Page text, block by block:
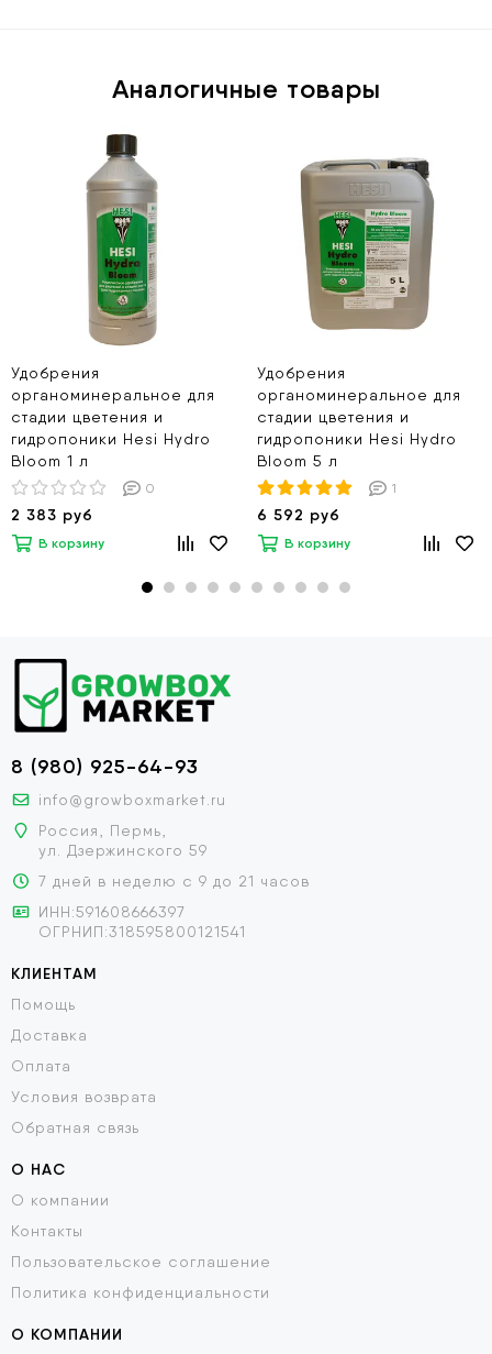
Аналогичные товары
Удобрения
органоминеральное для
стадии цветения и
гидропоники Hesi Hydro
Bloom 1 л
0
2 383 руб
В корзину
Удобрения
органоминеральное для
стадии цветения и
гидропоники Hesi Hydro
Bloom 5 л
1
6 592 руб
В корзину
8 (980) 925-64-93
info@growboxmarket.ru
Россия, Пермь,
ул. Дзержинского 59
7 дней в неделю с 9 до 21 часов
ИНН:591608666397
ОГРНИП:318595800121541
КЛИЕНТАМ
Помощь
Доставка
Оплата
Условия возврата
Обратная связь
О НАС
О компании
Контакты
Пользовательское соглашение
Политика конфиденциальности
О КОМПАНИИ